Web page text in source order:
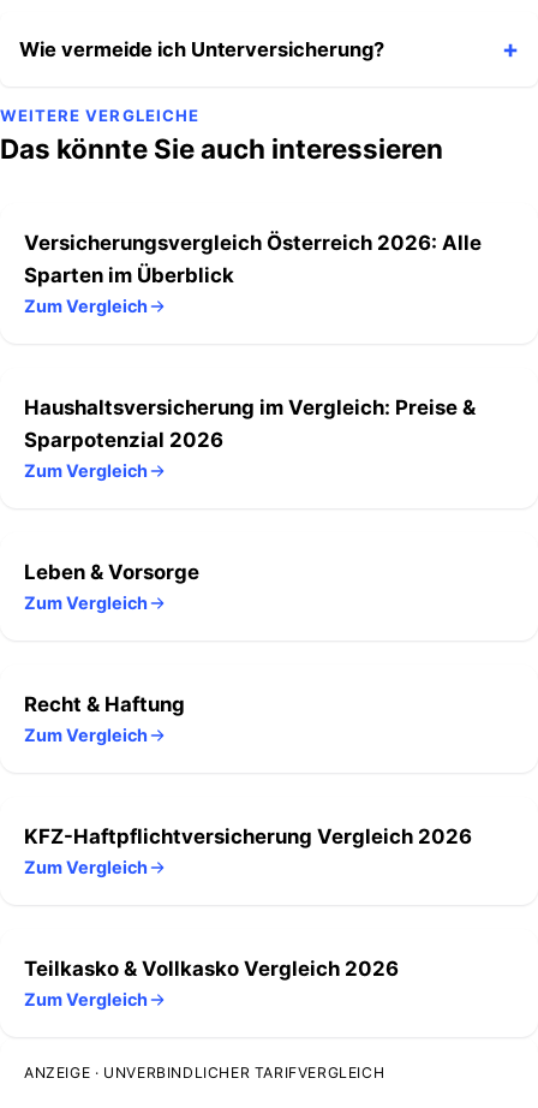
Wie vermeide ich Unterversicherung?
WEITERE VERGLEICHE
Das könnte Sie auch interessieren
Versicherungsvergleich Österreich 2026: Alle
Sparten im Überblick
Zum Vergleich
Haushaltsversicherung im Vergleich: Preise &
Sparpotenzial 2026
Zum Vergleich
Leben & Vorsorge
Zum Vergleich
Recht & Haftung
Zum Vergleich
KFZ-Haftpflichtversicherung Vergleich 2026
Zum Vergleich
Teilkasko & Vollkasko Vergleich 2026
Zum Vergleich
ANZEIGE · UNVERBINDLICHER TARIFVERGLEICH